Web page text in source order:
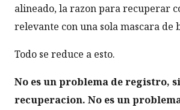
alineado, la razon para recuperar
relevante con una sola mascara de
Todo se reduce a esto.
No es un problema de registro,
recuperacion. No es un